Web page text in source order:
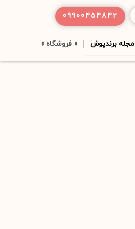
مجله برندپوش « فروشگاه »
09900454842